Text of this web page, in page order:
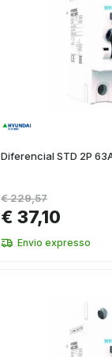
Diferencial STD 2P
€ 37,10
€ 229,57
Envio expresso